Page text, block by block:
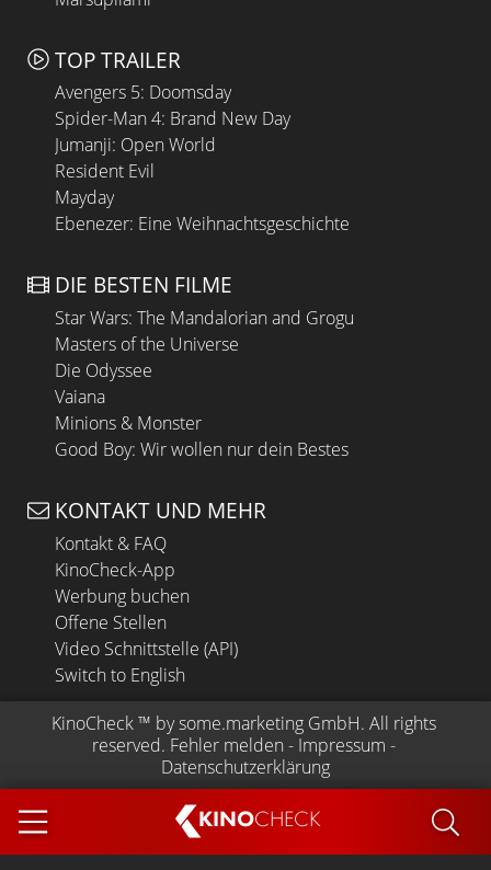
KINOCHECK
TOP TRAILER
Avengers 5: Doomsday
Spider-Man 4: Brand New Day
Jumanji: Open World
Resident Evil
Mayday
Ebenezer: Eine Weihnachtsgeschichte
DIE BESTEN FILME
Star Wars: The Mandalorian and Grogu
Masters of the Universe
Die Odyssee
Vaiana
Minions & Monster
Good Boy: Wir wollen nur dein Bestes
KONTAKT UND MEHR
Kontakt & FAQ
KinoCheck-App
Werbung buchen
Offene Stellen
Video Schnittstelle (API)
Switch to English
KinoCheck ™ by some.marketing GmbH. All rights
reserved. Fehler melden - Impressum -
Datenschutzerklärung